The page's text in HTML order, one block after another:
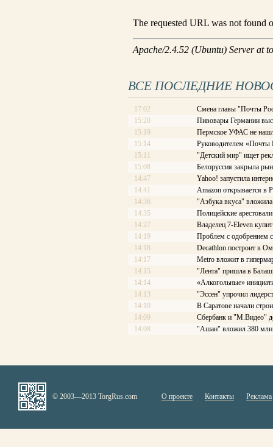
ВСЕ ПОСЛЕДНИЕ
17:02
Смена главы "Почты
15:20
Пивовары Германии
15:19
Пермское УФАС не
15:14
Руководителем «Почты
15:11
"Детский мир" ищет
15:08
Белоруссия закрыла
14:47
Yahoo! запустила
14:41
Amazon открывается в
14:36
"Азбука вкуса"
14:35
Полицейские
14:27
Владелец 7-Eleven
14:19
Проблем с одобрением
14:18
Decathlon построит в
14:17
Меtrо вложит в
14:15
"Лента" пришла в
14:14
«Алкогольные»
14:13
"Эссен" упрочил
14:10
В Саратове начали
14:09
Сбербанк и "М.Видео"
14:08
"Ашан" вложил 380 млн
© 2003—2013 TorgRus.com О проекте Контакты Реклама